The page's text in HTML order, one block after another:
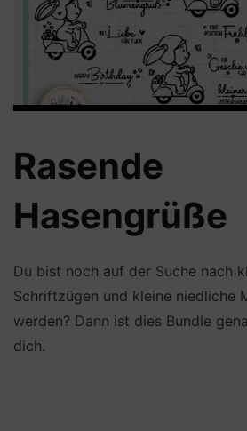
Rasende
Hasengrüße
Du bist noch auf der Suche nach
Schriftzügen und kleine niedliche
werden? Dann ist dies Bundle
dich.